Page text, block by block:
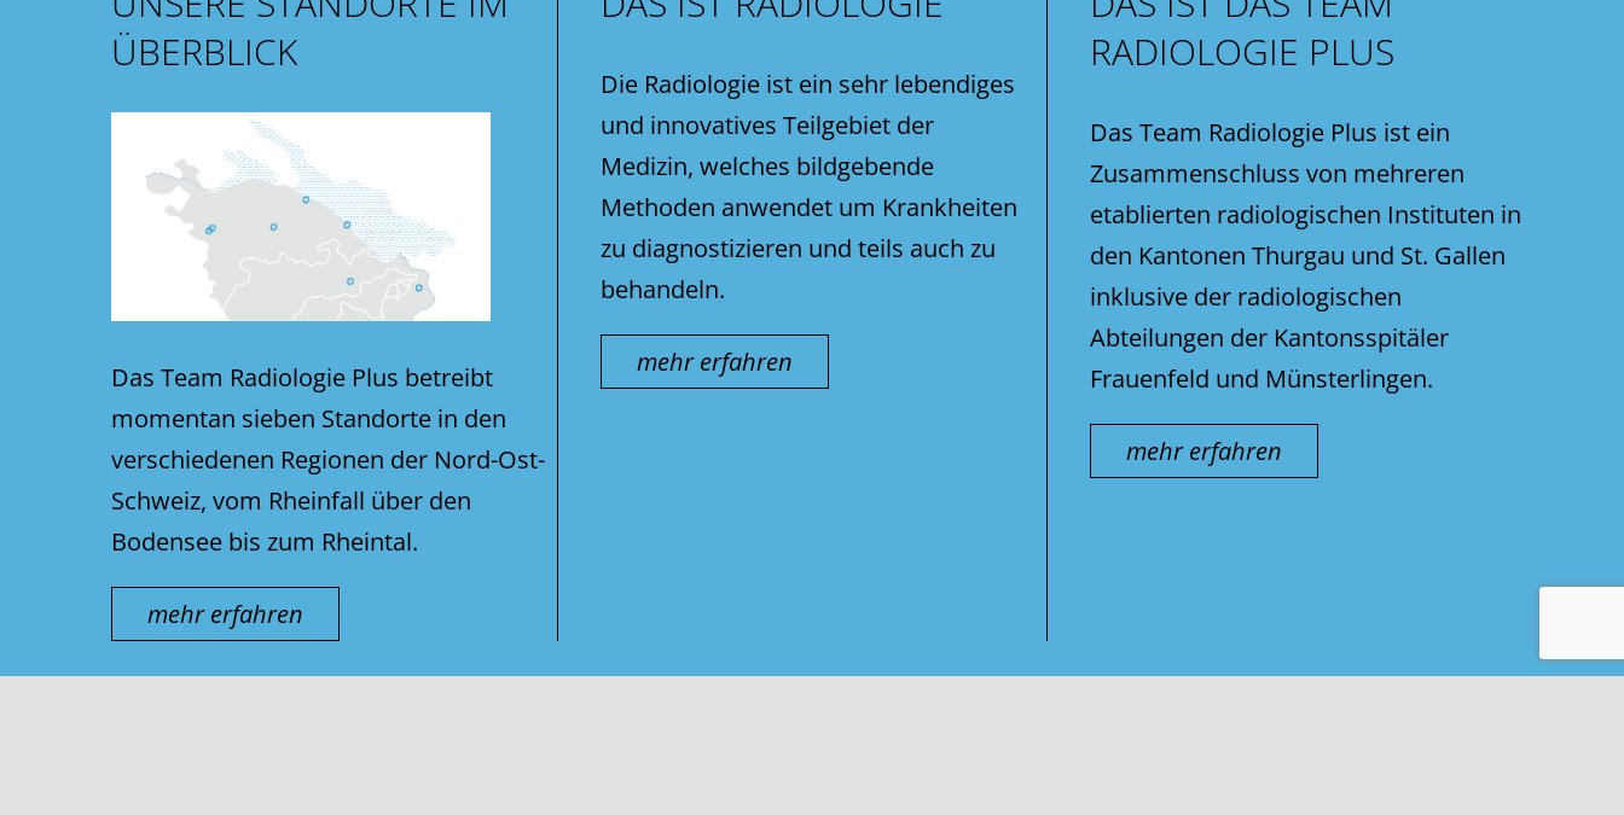
ÜBERBLICK
Das Team Radiologie Plus betreibt
momentan sieben Standorte in den
verschiedenen Regionen der Nord-Ost-
Schweiz, vom Rheinfall über den
Bodensee bis zum Rheintal.
mehr erfahren
Die Radiologie ist ein sehr lebendiges
und innovatives Teilgebiet der
Medizin, welches bildgebende
Methoden anwendet um Krankheiten
zu diagnostizieren und teils auch zu
behandeln.
mehr erfahren
RADIOLOGIE PLUS
Das Team Radiologie Plus ist ein
Zusammenschluss von mehreren
etablierten radiologischen Instituten in
den Kantonen Thurgau und St. Gallen
inklusive der radiologischen
Abteilungen der Kantonsspitäler
Frauenfeld und Münsterlingen.
mehr erfahren